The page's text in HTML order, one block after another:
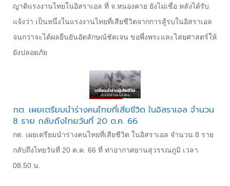
ญาติแรงงานไทยในอิสราเอล ที่ จ.หนองคาย ยังไม่เชื่อ หลังได้รับ
แจ้งว่า เป็นหนึ่งในแรงงานไทยที่เสียชีวิตจากการสู้รบในอิสราเอล
จนกว่าจะได้ผลยืนยันอัตลักษณ์ชัดเจน ขอพึ่งพระและไสยศาสตร์ให้
ยังปลอดภัย
กต. เผยเตรียมนำร่างคนไทยที่เสียชีวิต ในอิสราเอล จำนวน
8 ราย กลับถึงไทยวันที่ 20 ต.ค. 66
กต. เผยเตรียมนำร่างคนไทยที่เสียชีวิต ในอิสราเอล จำนวน 8 ราย
กลับถึงไทยวันที่ 20 ต.ค. 66 ที่ ท่าอากาศยานสุวรรณภูมิ เวลา
08.50 น.